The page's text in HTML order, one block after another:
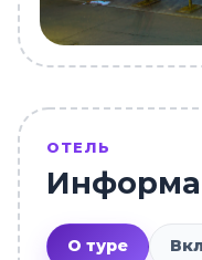
ОТЕЛЬ
О туре